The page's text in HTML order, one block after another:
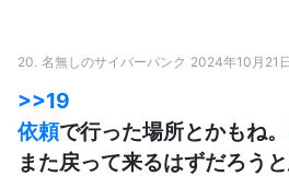
20. 名無しのサイバーパンク 2024年10月21
>>19
依頼で行った場所とかもね。
また戻って来るはずだろうと